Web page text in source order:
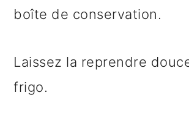
boîte de conservation.
Laissez la reprendre
frigo.